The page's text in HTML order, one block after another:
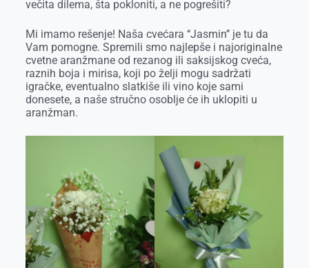
večita dilema, šta pokloniti, a ne pogrešiti?
Mi imamo rešenje! Naša cvećara ‘‘Jasmin’’ je tu da
Vam pomogne. Spremili smo najlepše i najoriginalne
cvetne aranžmane od rezanog ili saksijskog cveća,
raznih boja i mirisa, koji po želji mogu sadržati
igračke, eventualno slatkiše ili vino koje sami
donesete, a naše stručno osoblje će ih uklopiti u
aranžman.